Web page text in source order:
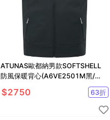
ATUNAS歐都納男款SOFTSHELL
防風保暖背心(A6VE2501M黑/刷
$2750 63折